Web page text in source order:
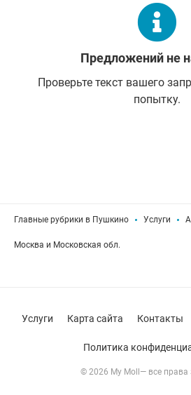
Предложений не
Проверьте текст вашего
попытку.
Главные рубрики в Пушкино Услуги
Москва и Московская обл.
© 2026 My Moll— все
Услуги Карта сайта Контакты
Политика